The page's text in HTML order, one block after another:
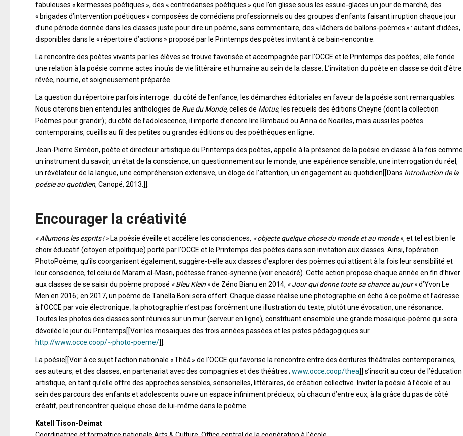
fabuleuses « kermesses poétiques », des « contredanses poétiques » que l’on glisse sous les essuie-glaces un jour de marché, des
« brigades d’intervention poétiques » composées de comédiens professionnels ou des groupes d’enfants faisant irruption chaque jour
d’une période donnée dans les classes juste pour dire un poème, sans commentaire, des « lâchers de ballons-poèmes » : autant d’idées,
disponibles dans le « répertoire d’actions » proposé par le Printemps des poètes invitant à ce bain-rencontre.
La rencontre des poètes vivants par les élèves se trouve favorisée et accompagnée par l’OCCE et le Printemps des poètes ; elle fonde
une relation à la poésie comme actes inouïs de vie littéraire et humaine au sein de la classe. L’invitation du poète en classe se doit d’être
rêvée, nourrie, et soigneusement préparée.
La question du répertoire parfois interroge : du côté de l’enfance, les démarches éditoriales en faveur de la poésie sont remarquables.
Nous citerons bien entendu les anthologies de Rue du Monde,celles de Motus, les recueils des éditions Cheyne (dont la collection
Poèmes pour grandir) ; du côté de l’adolescence, il importe d’encore lire Rimbaud ou Anna de Noailles, mais aussi les poètes
contemporains, cueillis au fil des petites ou grandes éditions ou des poéthèques en ligne.
Jean-Pierre Siméon, poète et directeur artistique du Printemps des poètes, appelle à la présence de la poésie en classe à la fois comme
un instrument du savoir, un état de la conscience, un questionnement sur le monde, une expérience sensible, une interrogation du réel,
un révélateur de la langue, une compréhension extensive, un éloge de l’attention, un engagement au quotidien[[Dans Introduction de la
poésie au quotidien, Canopé, 2013.]].
Encourager la créativité
« Allumons les esprits ! » La poésie éveille et accélère les consciences, « objecte quelque chose du monde et au monde », et tel est bien le
choix éducatif (citoyen et politique) porté par l’OCCE et le Printemps des poètes dans son invitation aux classes. Ainsi, l’opération
PhotoPoème, qu’ils coorganisent également, suggère-t-elle aux classes d’explorer des poèmes qui attisent à la fois leur sensibilité et
leur conscience, tel celui de Maram al-Masri, poétesse franco-syrienne (voir encadré). Cette action propose chaque année en fin d’hiver
aux classes de se saisir du poème proposé « Bleu Klein »de Zéno Bianu en 2014, « Jour qui donne toute sa chance au jour »d’Yvon Le
Men en 2016 ; en 2017, un poème de Tanella Boni sera offert. Chaque classe réalise une photographie en écho à ce poème et l’adresse
à l’OCCE par voie électronique ; la photographie n’est pas forcément une illustration du texte, plutôt une évocation, une résonance.
Toutes les photos des classes sont réunies sur un mur (serveur en ligne), constituant ensemble une grande mosaïque-poème qui sera
dévoilée le jour du Printemps[[Voir les mosaïques des trois années passées et les pistes pédagogiques sur
http://www.occe.coop/~photo-poeme/]].
La poésie[[Voir à ce sujet l’action nationale « Théâ » de l’OCCE qui favorise la rencontre entre des écritures théâtrales contemporaines,
ses auteurs, et des classes, en partenariat avec des compagnies et des théâtres ; www.occe.coop/thea]] s’inscrit au cœur de l’éducation
artistique, en tant qu’elle offre des approches sensibles, sensorielles, littéraires, de création collective. Inviter la poésie à l’école et au
sein des parcours des enfants et adolescents ouvre un espace infiniment précieux, où chacun d’entre eux, à la grâce du pas de côté
créatif, peut rencontrer quelque chose de lui-même dans le poème.
Katell Tison-Deimat